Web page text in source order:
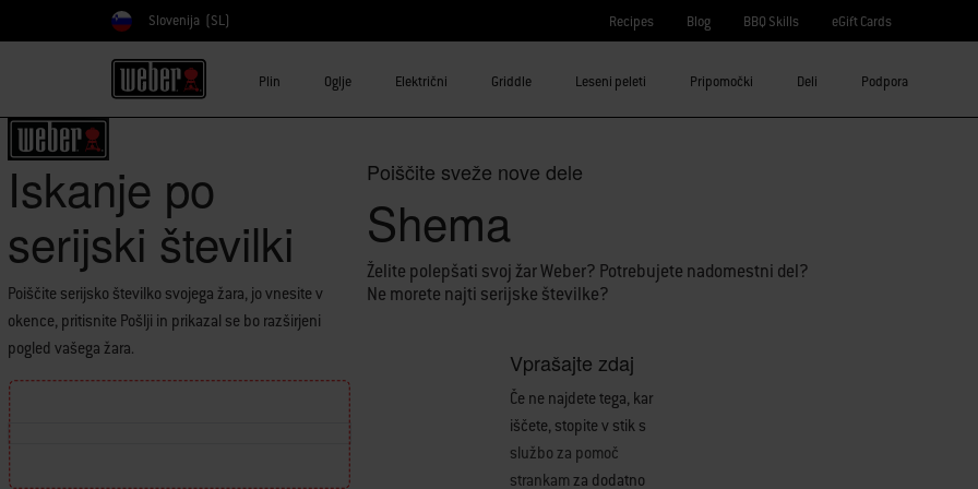
Izberite državo
Slovenija (SL) Recipes Blog BBQ Skills eGift Cards
Plin Oglje Električni Griddle Leseni peleti Pripomočki Deli Podpora
Iskanje po
serijski številki
Poiščite serijsko številko svojega žara, jo vnesite v
okence, pritisnite Pošlji in prikazal se bo razširjeni
pogled vašega žara.
Find the location of your Serial Number
Poiščite sveže nove dele
Shema
Želite polepšati svoj žar Weber? Potrebujete nadomestni del?
Ne morete najti serijske številke?
Vprašajte zdaj
Če ne najdete tega, kar
iščete, stopite v stik s
službo za pomoč
strankam za dodatno